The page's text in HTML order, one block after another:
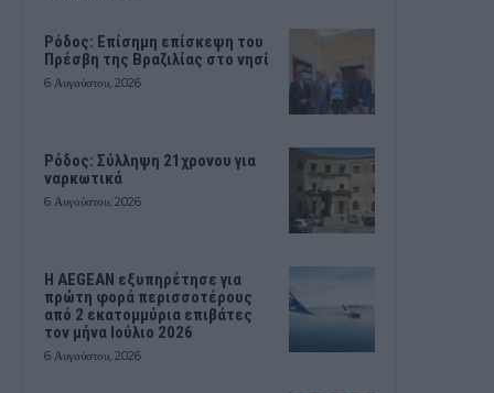
Ρόδος: Επίσημη επίσκεψη του
Πρέσβη της Βραζιλίας στο νησί
6 Αυγούστου, 2026
Ρόδος: Σύλληψη 21χρονου για
ναρκωτικά
6 Αυγούστου, 2026
Η AEGEAN εξυπηρέτησε για
πρώτη φορά περισσοτέρους
από 2 εκατομμύρια επιβάτες
τον μήνα Ιούλιο 2026
6 Αυγούστου, 2026